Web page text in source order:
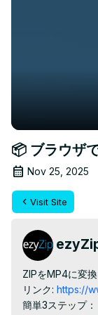
📦 ブラウザ
Nov 25, 2025
Visit Site
ZIPをMP4に変
リンク: https://
簡単3ステップ：